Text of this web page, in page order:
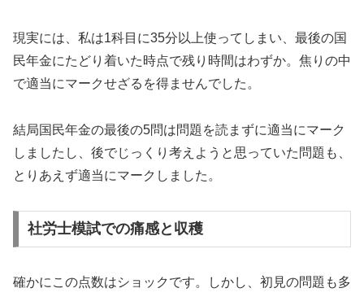
現実には、私は1科目に35分以上使ってしまい、最後の国
民年金にたどり着いた時点で残り時間はわずか。焦りの中
で適当にマークせざるを得ませんでした。
結局国民年金の最後の5問は問題を読まずに適当にマーク
しましたし、後でじっくり考えようと思っていた問題も、
とりあえず適当にマークしました。
社労士模試での痛感と収穫
確かにこの点数はショックです。しかし、初見の問題も多